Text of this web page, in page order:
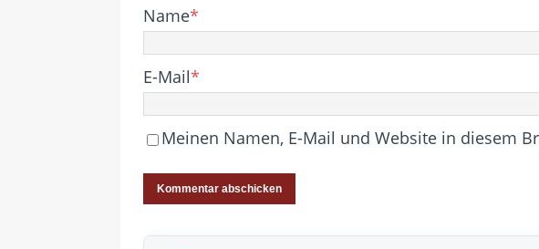
Name*
E-Mail*
Meinen Namen, E-Mail und Website in diesem